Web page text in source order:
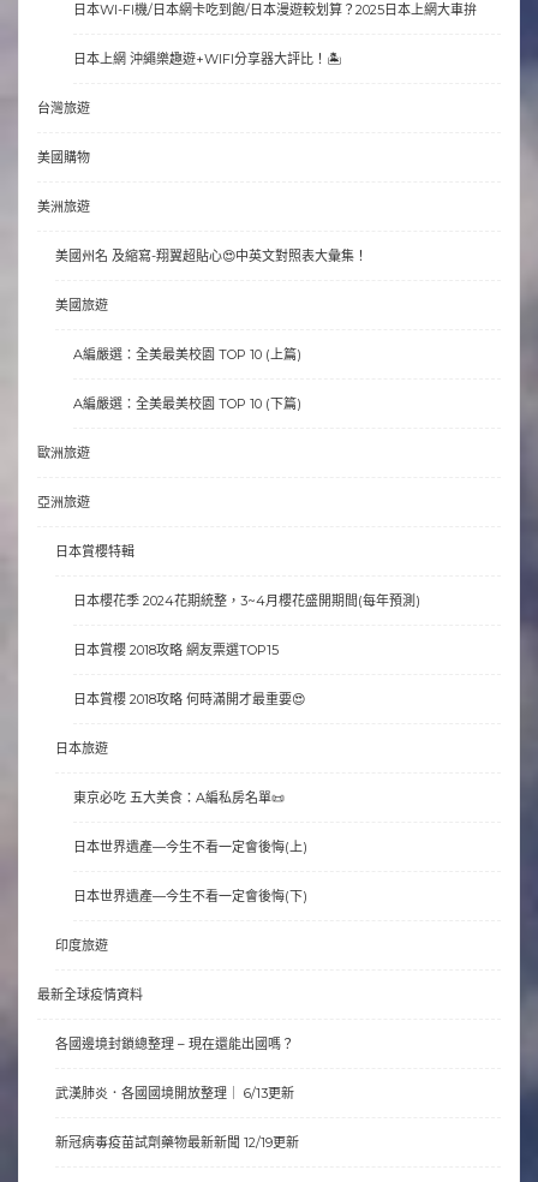
日本WI-FI機/日本網卡吃到飽/日本漫遊較划算？2025日本上網大車拚
日本上網 沖繩樂趣遊+WIFI分享器大評比！🏝
台灣旅遊
美國購物
美洲旅遊
美國州名 及縮寫-翔翼超貼心😍中英文對照表大彙集！
美國旅遊
A編嚴選：全美最美校園 TOP 10 (上篇)
A編嚴選：全美最美校園 TOP 10 (下篇)
歐洲旅遊
亞洲旅遊
日本賞櫻特輯
日本櫻花季 2024花期統整，3~4月櫻花盛開期間(每年預測)
日本賞櫻 2018攻略 網友票選TOP15
日本賞櫻 2018攻略 何時滿開才最重要😍
日本旅遊
東京必吃 五大美食：A編私房名單📜
日本世界遺產—今生不看一定會後悔(上)
日本世界遺產—今生不看一定會後悔(下)
印度旅遊
最新全球疫情資料
各國邊境封鎖總整理 – 現在還能出國嗎？
武漢肺炎．各國國境開放整理｜ 6/13更新
新冠病毒疫苗試劑藥物最新新聞 12/19更新